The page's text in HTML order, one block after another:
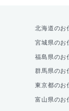
北海道のお
宮城県のお
福島県のお
群馬県のお
東京都のお
富山県のお